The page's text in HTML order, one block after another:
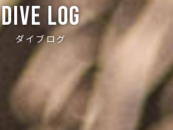
Dive log
ダイブログ